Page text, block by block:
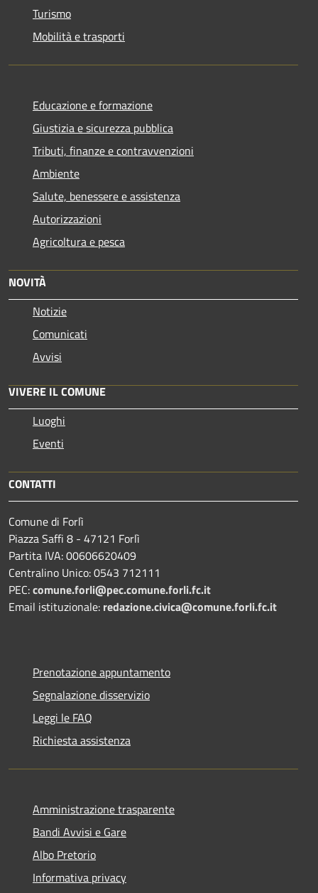
Turismo
Mobilità e trasporti
Educazione e formazione
Giustizia e sicurezza pubblica
Tributi, finanze e contravvenzioni
Ambiente
Salute, benessere e assistenza
Autorizzazioni
Agricoltura e pesca
NOVITÀ
Notizie
Comunicati
Avvisi
VIVERE IL COMUNE
Luoghi
Eventi
CONTATTI
Comune di Forlì
Piazza Saffi 8 - 47121 Forlì
Partita IVA: 00606620409
Centralino Unico: 0543 712111
PEC:comune.forli@pec.comune.forli.fc.it
Email istituzionale: redazione.civica@comune.forli.fc.it
Prenotazione appuntamento
Segnalazione disservizio
Leggi le FAQ
Richiesta assistenza
Amministrazione trasparente
Bandi Avvisi e Gare
Albo Pretorio
Informativa privacy